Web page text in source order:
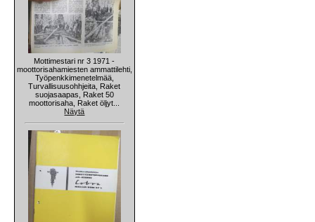
Mottimestari nr 3 1971 -
moottorisahamiesten ammattilehti,
Työpenkkimenetelmää,
Turvallisuusohhjeita, Raket
suojasaapas, Raket 50
moottorisaha, Raket öljyt...
Näytä